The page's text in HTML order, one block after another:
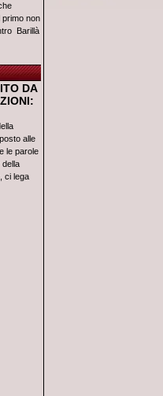
non
Barillà
DA
alle
le parole
della
ci lega